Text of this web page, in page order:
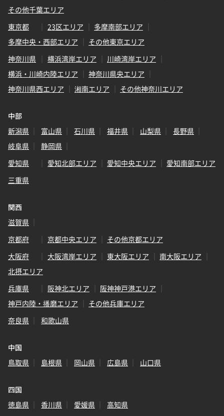
その他千葉エリア
東京都
23区エリア
多摩南部エリア
多摩中央・西部エリア
その他東京エリア
神奈川県
横浜湾岸エリア
川崎湾岸エリア
横浜・川崎内陸エリア
神奈川県央エリア
神奈川県西エリア
湘南エリア その他神奈川エリア
中部
新潟県
富山県 石川県 福井県 山梨県
長野県
岐阜県
静岡県
愛知県
愛知北部エリア 愛知中央エリア
愛知南部エリア
三重県
関西
滋賀県
京都府
京都中央エリア
その他京都エリア
大阪府
大阪湾岸エリア 東大阪エリア
南大阪エリア
北摂エリア
兵庫県
阪神北エリア
阪神神戸港エリア
神戸内陸・播磨エリア
その他兵庫エリア
奈良県
和歌山県
中国
鳥取県
島根県 岡山県 広島県 山口県
四国
徳島県
香川県 愛媛県 高知県